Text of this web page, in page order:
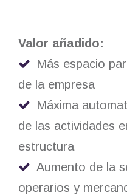
Valor añadido:
Más espacio
de la empresa
Máxima
de las actividades
estructura
Aumento de la
operarios y